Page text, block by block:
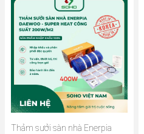
Thảm sưởi sàn nhà Enerpia